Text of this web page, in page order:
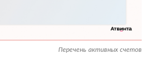
Перечень активных счетов